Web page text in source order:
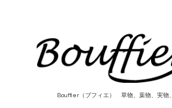
Bouffier（ブフィエ） 草物、葉物、実物